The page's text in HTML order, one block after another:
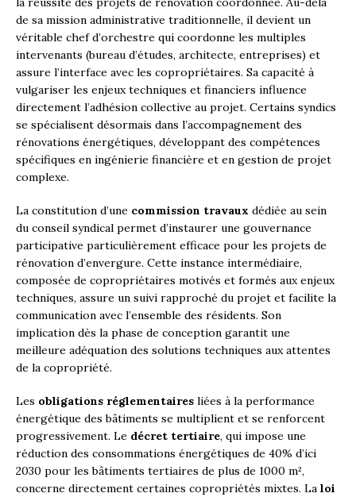
de sa mission administrative traditionnelle, il devient un
véritable chef d’orchestre qui coordonne les multiples
intervenants (bureau d’études, architecte, entreprises) et
assure l’interface avec les copropriétaires. Sa capacité à
vulgariser les enjeux techniques et financiers influence
directement l’adhésion collective au projet. Certains syndics
se spécialisent désormais dans l’accompagnement des
rénovations énergétiques, développant des compétences
spécifiques en ingénierie financière et en gestion de projet
complexe.
La constitution d’une commission travaux dédiée au sein
du conseil syndical permet d’instaurer une gouvernance
participative particulièrement efficace pour les projets de
rénovation d’envergure. Cette instance intermédiaire,
composée de copropriétaires motivés et formés aux enjeux
techniques, assure un suivi rapproché du projet et facilite la
communication avec l’ensemble des résidents. Son
implication dès la phase de conception garantit une
meilleure adéquation des solutions techniques aux attentes
de la copropriété.
Les obligations réglementaires liées à la performance
énergétique des bâtiments se multiplient et se renforcent
progressivement. Le décret tertiaire, qui impose une
réduction des consommations énergétiques de 40% d’ici
2030 pour les bâtiments tertiaires de plus de 1000 m²,
concerne directement certaines copropriétés mixtes. La loi